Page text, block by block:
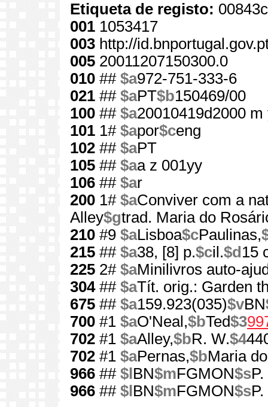
Etiqueta de registo:
001 1053417
003 http://
005 20011207150300.0
010 ## $a972-751-333-6
021 ## $aPT$b150469/00
100 ## $a20010419d2000
101 1# $apor$ceng
102 ## $aPT
105 ## $aa z 001yy
106 ## $ar
200 1# $aConviver com a
Alley$gtrad. Maria do
210 #9 $aLisboa$cPaulinas,
215 ## $a38, [8] p.$cil.$d 15
225 2# $aMinilivros auto-
304## $aTít. orig.: Garden
675 ## $a159.923(035)$vBN
700 #1 $aO'Neal,$bTed$3
702 #1 $aAlley,$bR. W.$4
702 #1 $aPernas,$bMaria
966 ## $l BN$mFGMON$s
966 ## $l BN$mFGMON$s